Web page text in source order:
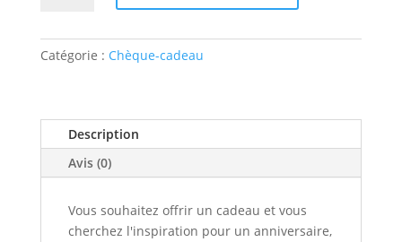
-Catégorie : Chèque-cadeau
Description
Avis (0)
Vous souhaitez offrir un cadeau et vous
cherchez l'inspiration pour un anniversaire,